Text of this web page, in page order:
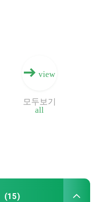
view
all
모두보기
(15)